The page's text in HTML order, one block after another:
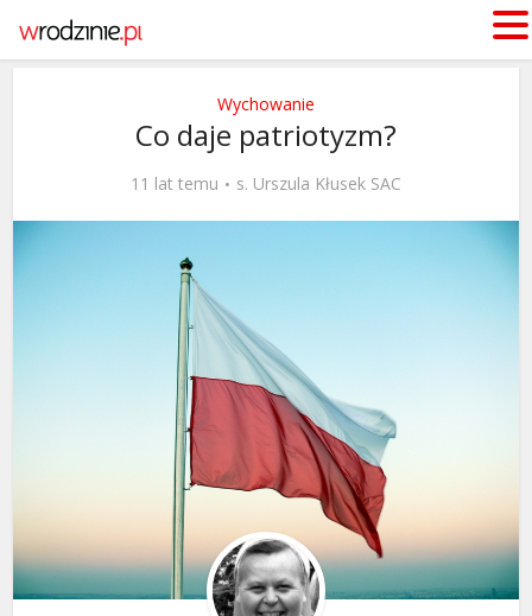
Wychowanie
Co daje patriotyzm?
11 lat temu s. Urszula Kłusek SAC